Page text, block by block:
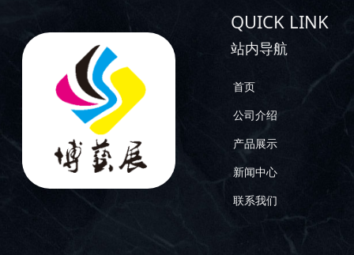
QUICK LINK
站内导航
首页
公司介绍
产品展示
新闻中心
联系我们